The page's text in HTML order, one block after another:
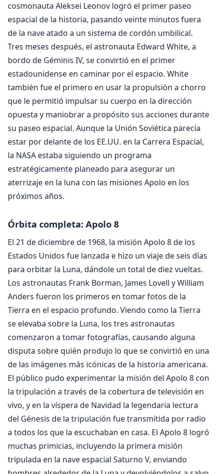
cosmonauta Aleksei Leonov logró el primer paseo
espacial de la historia, pasando veinte minutos fuera
de la nave atado a un sistema de cordón umbilical.
Tres meses después, el astronauta Edward White, a
bordo de Géminis IV, se convirtió en el primer
estadounidense en caminar por el espacio. White
también fue el primero en usar la propulsión a chorro
que le permitió impulsar su cuerpo en la dirección
opuesta y maniobrar a propósito sus acciones durante
su paseo espacial. Aunque la Unión Soviética parecía
estar por delante de los EE.UU. en la Carrera Espacial,
la NASA estaba siguiendo un programa
estratégicamente planeado para asegurar un
aterrizaje en la luna con las misiones Apolo en los
próximos años.
Órbita completa: Apolo 8
El 21 de diciembre de 1968, la misión Apolo 8 de los
Estados Unidos fue lanzada e hizo un viaje de seis días
para orbitar la Luna, dándole un total de diez vueltas.
Los astronautas Frank Borman, James Lovell y William
Anders fueron los primeros en tomar fotos de la
Tierra en el espacio profundo. Viendo como la Tierra
se elevaba sobre la Luna, los tres astronautas
comenzaron a tomar fotografías, causando alguna
disputa sobre quién produjo lo que se convirtió en una
de las imágenes más icónicas de la historia americana.
El público pudo experimentar la misión del Apolo 8 con
la tripulación a través de la cobertura de televisión en
vivo, y en la víspera de Navidad la legendaria lectura
del Génesis de la tripulación fue transmitida por radio
a todos los que la escuchaban en casa. El Apolo 8 logró
muchas primicias, incluyendo la primera misión
tripulada en la nave espacial Saturno V, enviando